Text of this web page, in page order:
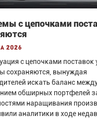
с цепочками
2026
с цепочками поставок
сохраняются, вынуждая
искать баланс
обширных портфелей
наращивания
аналитики в ходе